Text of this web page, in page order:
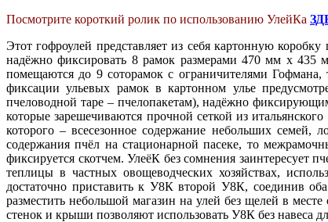
Посмотрите короткий ролик по использованию УлейКа
Этот гофроулей представляет из себя картонную
надёжно фиксировать 8 рамок размерами 470 мм х 435
помещаются до 9 соторамок с ограничителями
фиксации ульевых рамок в картонном улье
пчеловодной таре – пчелопакетам), надёжно
которые зарешечиваются прочной сеткой из
которого – всесезонное содержание небольших
содержания пчёл на стационарной пасеке, то
фиксируется скотчем. УлеёК без сомнения
теплицы в частных овощеводческих хозяйствах,
достаточно приставить к У8К второй У8К, соединив
разместить небольшой магазин на улей без щелей в
стенок и крыши позволяют использовать У8К без навеса